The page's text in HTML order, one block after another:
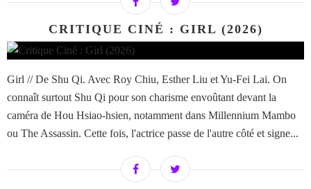
CRITIQUE CINÉ : GIRL (2026)
Girl // De Shu Qi. Avec Roy Chiu, Esther Liu et Yu-Fei Lai. On
connaît surtout Shu Qi pour son charisme envoûtant devant la
caméra de Hou Hsiao-hsien, notamment dans Millennium Mambo
ou The Assassin. Cette fois, l'actrice passe de l'autre côté et signe...